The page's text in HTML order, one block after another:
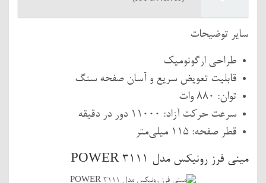
سایر توضیحات
طراحی ارگونومیک
قابلیت تعویض سریع و آسان صفحه سنگ
توان: 880 وات
سرعت حرکت آزاد: 11000 دور در دقیقه
قطر صفحه: 115 میلی‌متر
مینی فرز رونیکس مدل 3111 POWER